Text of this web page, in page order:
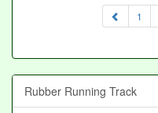
1
Rubber Running Track